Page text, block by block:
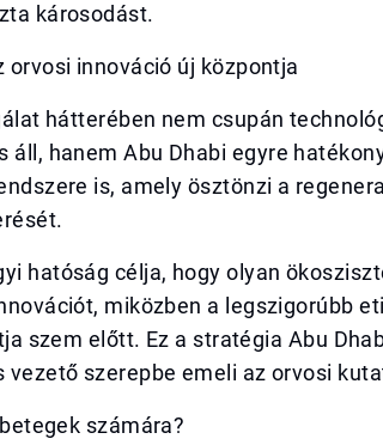
károsodást.
orvosi innováció új központja
hátterében nem csupán
áll, hanem Abu Dhabi egyre
is, amely ösztönzi a
hatóság célja, hogy olyan
miközben a legszigorúbb
szem előtt. Ez a stratégia Abu
vezető szerepbe emeli az orvosi
számára?